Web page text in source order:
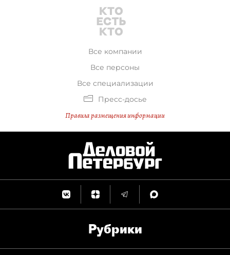
Все компании
Все персоны
Все специализации
Пресс-досье
Правила размещения информации
Рубрики